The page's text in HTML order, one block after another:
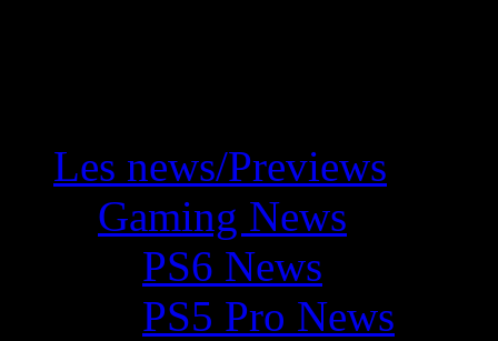
Les news/Previews
Gaming News
PS6 News
PS5 Pro News